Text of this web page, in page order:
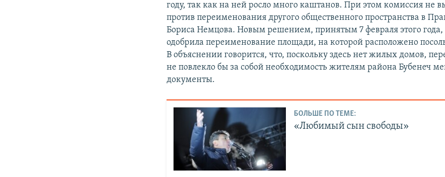
году, так как на ней росло много каштанов. При этом комиссия не
против переименования другого общественного пространства в
Бориса Немцова. Новым решением, принятым 7 февраля этого
одобрила переименование площади, на которой расположено
В объяснении говорится, что, поскольку здесь нет жилых домов,
не повлекло бы за собой необходимость жителям района Бубенеч
документы.
БОЛЬШЕ ПО ТЕМЕ:
«Любимый сын свободы»